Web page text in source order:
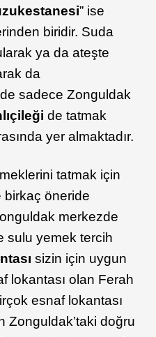
kestanesi” ise
biridir. Suda
ya da ateşte
da
sadece Zonguldak
çileği de tatmak
yer almaktadır.
tatmak için
birkaç öneride
merkezde
sulu yemek tercih
sizin için uygun
lokantası olan Ferah
esnaf lokantası
Zonguldak’taki doğru